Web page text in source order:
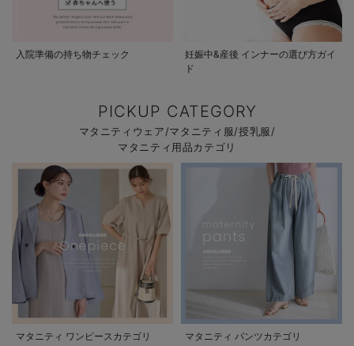
入院準備の持ち物チェック
妊娠中&産後 インナーの選び方ガイ
ド
PICKUP CATEGORY
マタニティウェア/マタニティ服/授乳服/
マタニティ用品カテゴリ
マタニティ ワンピースカテゴリ マタニティ パンツカテゴリ